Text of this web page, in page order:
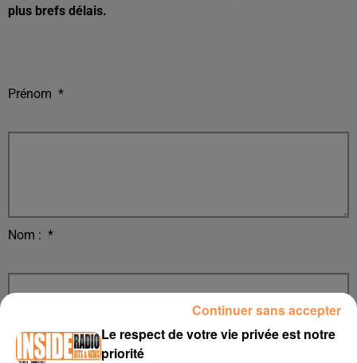
plus brefs délais.
Prénom *
Nom : *
Le respect de votre vie privée est notre
priorité
Continuer sans accepter